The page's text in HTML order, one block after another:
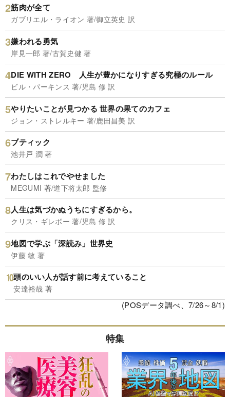
筋肉が全て
ガブリエル・ライオン 著/御立英史 訳
嫌われる勇気
岸見一郎 著/古賀史健 著
DIE WITH ZERO 人生が豊かになりすぎる究極のルール
ビル・パーキンス 著/児島 修 訳
やりたいことが見つかる 世界の果てのカフェ
ジョン・ストレルキー 著/鹿田昌美 訳
ブティック
池井戸 潤 著
わたしはこれでやせました
MEGUMI 著/道下将太郎 監修
人生は気づかぬうちにすぎるから。
クリス・ギレボー 著/児島 修 訳
地図で学ぶ「深読み」世界史
伊藤 敏 著
頭のいい人が話す前に考えていること
安達裕哉 著
(POSデータ調べ、7/26～8/1)
特集